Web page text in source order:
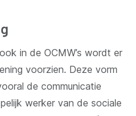
in de OCMW’s wordt er
voorzien. Deze vorm
de communicatie
werker van de sociale